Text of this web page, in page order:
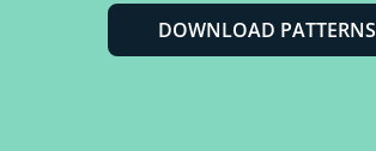
DOWNLOAD PATTERNS